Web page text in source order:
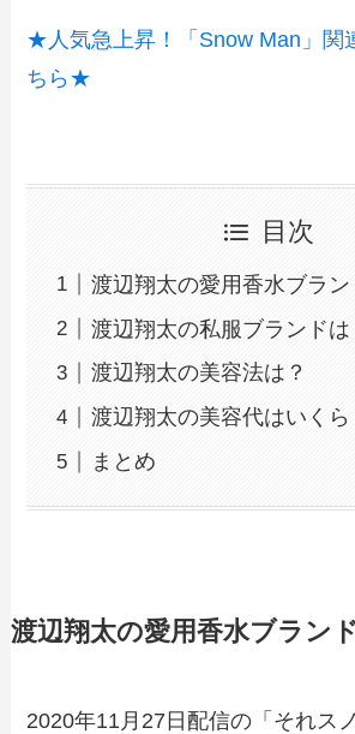
★人気急上昇！「Snow Man」関
ちら★
目次
渡辺翔太の愛用香水ブラン
渡辺翔太の私服ブランドは
渡辺翔太の美容法は？
渡辺翔太の美容代はいくら
まとめ
渡辺翔太の愛用香水ブラン
2020年11月27日配信の「それス